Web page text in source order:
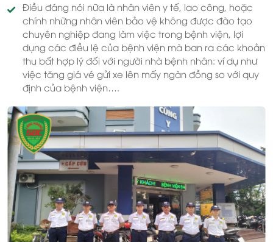
Điều đáng nói nữa là nhân viên y tế, lao công, hoặc
chính những nhân viên bảo vệ không được đào tạo
chuyên nghiệp đang làm việc trong bệnh viện, lợi
dụng các điều lệ của bệnh viện mà ban ra các khoản
thu bất hợp lý đối với người nhà bệnh nhân: ví dụ như
việc tăng giá vé gửi xe lên mấy ngàn đồng so với quy
định của bệnh viện….